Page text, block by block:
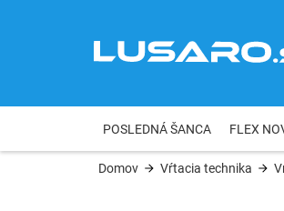
POSLEDNÁ ŠANCA FLEX
Domov Vŕtacia technika